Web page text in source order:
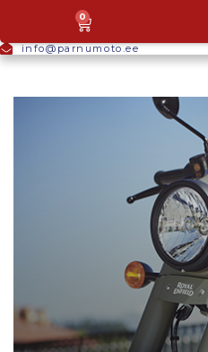
info@parnumoto.ee
0